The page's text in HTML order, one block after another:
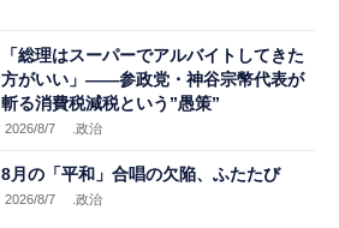
「総理はスーパーでアルバイトしてきた
方がいい」――参政党・神谷宗幣代表が
斬る消費税減税という”愚策”
2026/8/7 .政治
8月の「平和」合唱の欠陥、ふたたび
2026/8/7 .政治